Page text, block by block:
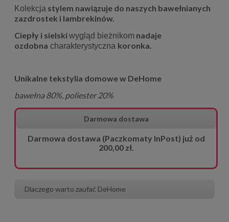
Kolekcja stylem nawiązuje do naszych bawełnianych
zazdrostek i lambrekinów.
Ciepły i sielski wygląd bieżnikom nadaje
ozdobna charakterystyczna koronka.
Unikalne tekstylia domowe w DeHome
bawełna 80%, poliester 20%
Darmowa dostawa
Darmowa dostawa (Paczkomaty InPost) już od
200,00 zł.
Dlaczego warto zaufać DeHome